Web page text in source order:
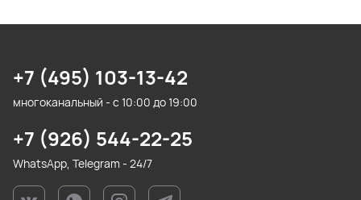
+7 (495) 103-13-42
многоканальный - с 10:00 до 19:00
+7 (926) 544-22-25
WhatsApp, Telegram - 24/7